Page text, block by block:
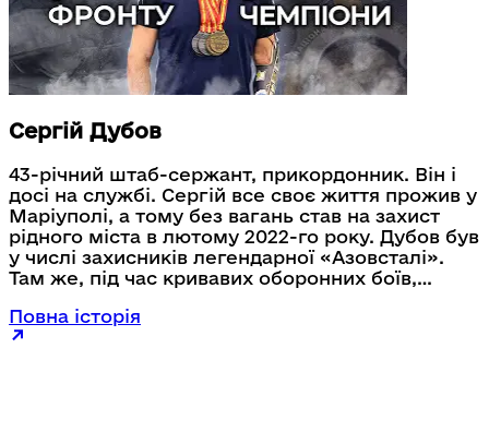
Сергій Дубов
43-річний штаб-сержант, прикордонник. Він і
досі на службі. Сергій все своє життя прожив у
Маріуполі, а тому без вагань став на захист
рідного міста в лютому 2022-го року. Дубов був
у числі захисників легендарної «Азовсталі».
Там же, під час кривавих оборонних боїв,
око та частину руку. Нині прикордонник
проходить складну процедуру реабілітації.
Повна історія